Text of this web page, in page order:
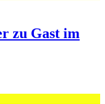
zu Gast im